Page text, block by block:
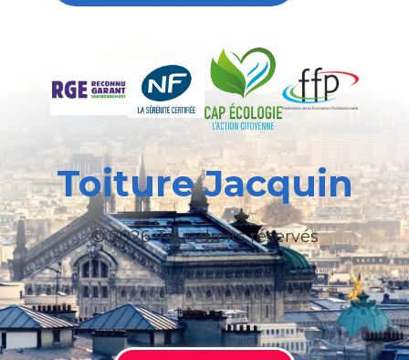
Toiture Jacquin
© 2026 Tous droits réservés